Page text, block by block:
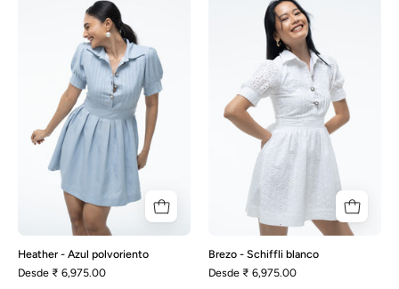
-
Azul
polvoriento
Heather - Azul polvoriento
Desde ₹ 6,975.00
-
Schiffli
blanco
Brezo - Schiffli blanco
Desde ₹ 6,975.00